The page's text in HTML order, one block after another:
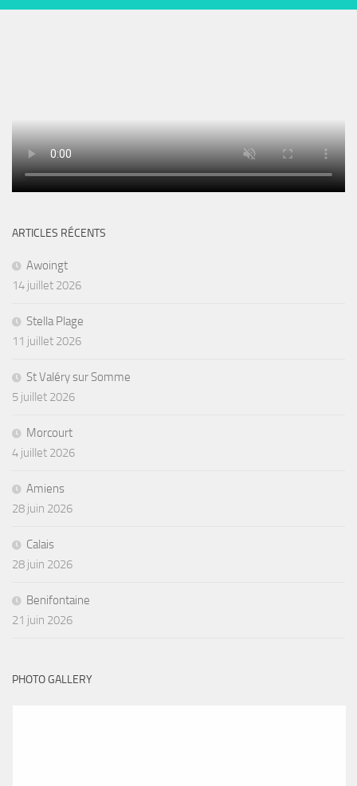
ARTICLES RÉCENTS
Awoingt
14 juillet 2026
Stella Plage
11 juillet 2026
St Valéry sur Somme
5 juillet 2026
Morcourt
4 juillet 2026
Amiens
28 juin 2026
Calais
28 juin 2026
Benifontaine
21 juin 2026
PHOTO GALLERY